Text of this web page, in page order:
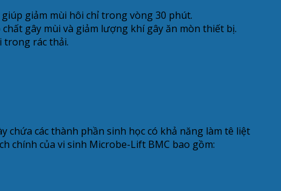
giảm mùi hôi chỉ trong vòng 30 phút.
gây mùi và giảm lượng khí gây ăn mòn thiết bị.
trong rác thải.
chứa các thành phần sinh học có khả năng làm tê liệt
chính của vi sinh Microbe-Lift BMC bao gồm: